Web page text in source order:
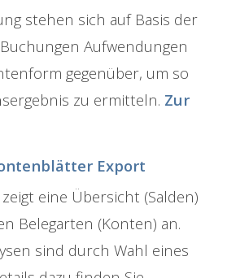
stehen sich auf Basis der
Aufwendungen
gegenüber, um so
zu ermitteln. Zur
Export
eine Übersicht (Salden)
Belegarten (Konten) an.
sind durch Wahl eines